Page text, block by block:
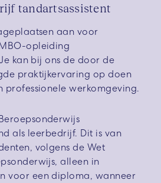
tandartsassistent
aan voor
opleiding
kan bij ons de door de
praktijkervaring op doen
professionele werkomgeving.
als leerbedrijf. Dit is van
volgens de Wet
alleen in
voor een diploma, wanneer